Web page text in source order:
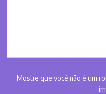
Mostre que você não é um